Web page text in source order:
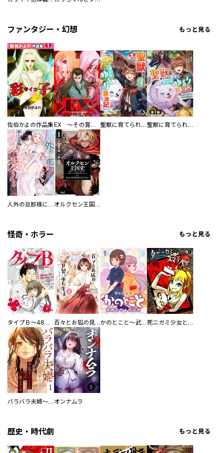
ファンタジー・幻想 もっと見る
佐伯かよの作品集 EX ～その賞金稼ぎは、世界の出口を探す～【単行本版】 聖獣に育てられた少年の異世界ゆるり放浪記～神様からもらったチート魔法で、仲間たちとスローライフを満喫中～ 聖獣に育てられた少年の異世界ゆるり放浪記～神様からもらったチート魔法で、仲間たちとスローライフを満喫中～【分冊版】
人外の旦那様に娶られ毎晩ナカまで愛される…。アンソロジー オルクセン王国史
怪奇・ホラー もっと見る
タイプＢ～48時間後、致死率100％～【単話】 百々とお狐の見習い巫女生活【単行本版】 かのとこと～武蔵花町怪話譚～ 【連載版】 死ニガミ少女とスマホ神
バラバラ夫婦～手足をなくした夫はまだ生きてる オンナムラ
歴史・時代劇 もっと見る